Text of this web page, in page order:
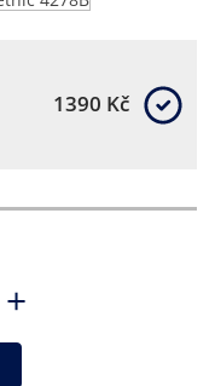
1390 Kč
+